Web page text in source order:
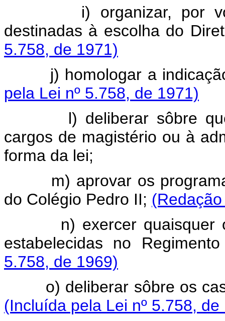
i) organizar, por
destinadas à escolha do
5.758, de 1971)
j) homologar a indicação
pela Lei nº 5.758, de 1971)
l) deliberar sôbre
cargos de magistério ou à
forma da lei;
m) aprovar os
do Colégio Pedro II;
n) exercer quaisquer
estabelecidas no
5.758, de 1969)
o) deliberar sôbre os
(Incluída pela Lei nº 5.758, de